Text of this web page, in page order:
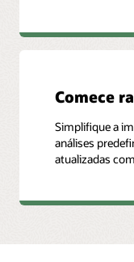
Comece
Simplifique a
análises
atualizadas